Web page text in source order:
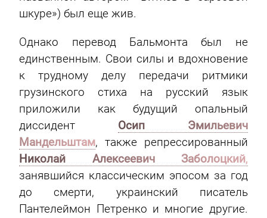
шкуре») был еще жив.
Однако перевод Бальмонта был не
единственным. Свои силы и вдохновение
к трудному делу передачи ритмики
грузинского стиха на русский язык
приложили как будущий опальный
диссидент Осип Эмильевич
Мандельштам, также репрессированный
Николай Алексеевич Заболоцкий,
занявшийся классическим эпосом за год
до смерти, украинский писатель
Пантелеймон Петренко и многие другие.